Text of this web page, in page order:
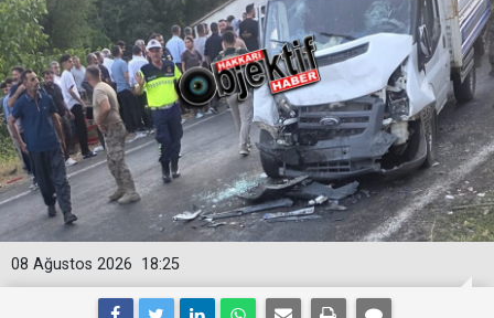
18:25
08 Ağustos 2026